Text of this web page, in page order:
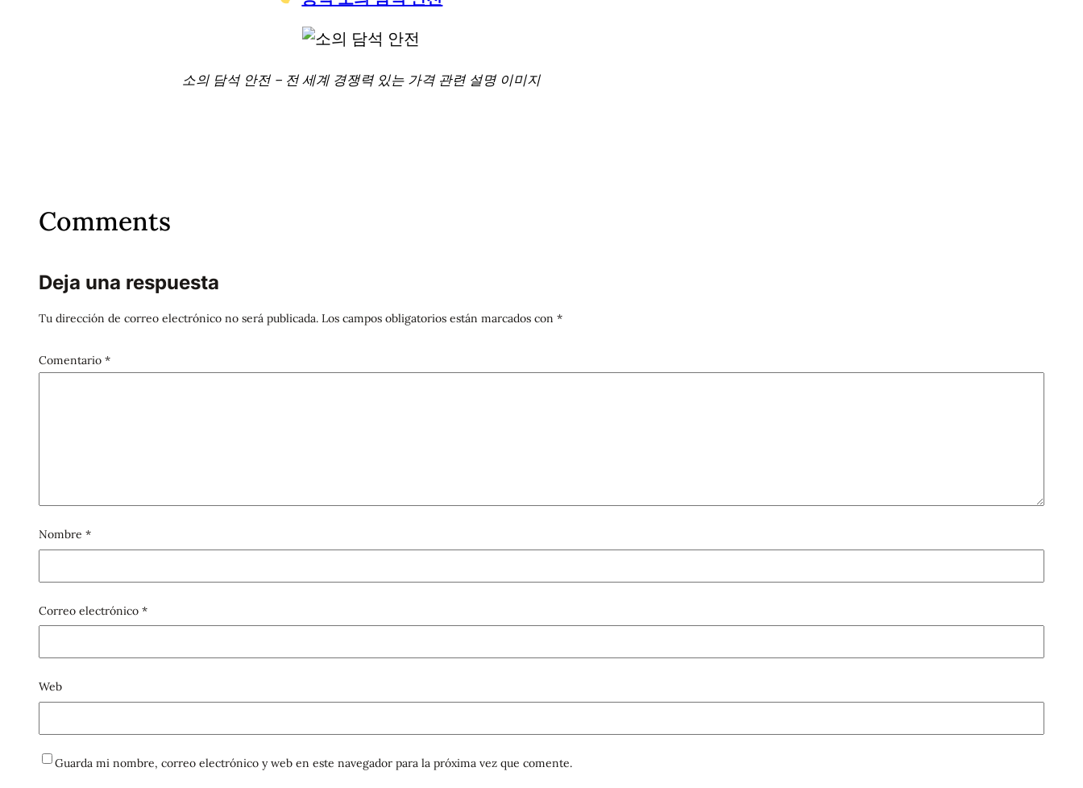
소의 담석 안전 – 전 세계 경쟁력 있는 가격 관련 설명 이미지
Comments
Deja una respuesta
Tu dirección de correo electrónico no será publicada. Los campos obligatorios están marcados con *
Comentario *
Nombre *
Correo electrónico *
Web
Guarda mi nombre, correo electrónico y web en este navegador para la próxima vez que comente.